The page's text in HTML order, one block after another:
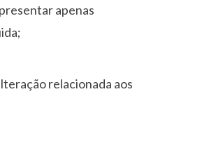
apenas
relacionada aos